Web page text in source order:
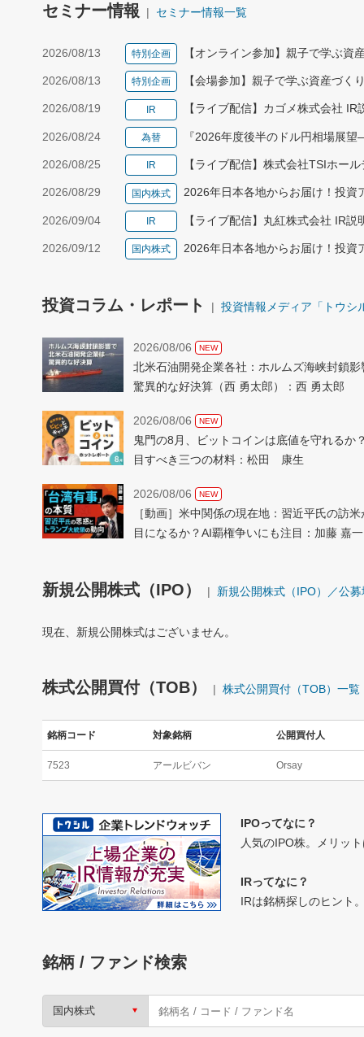
セミナー情報 セミナー情報一覧
2026/08/13 特別企画 【オンライン参加】親子で学ぶ
2026/08/13 特別企画 【会場参加】親子で学ぶ資産づ
2026/08/19 IR 【ライブ配信】カゴメ株式会社
2026/08/24 為替 『2026年度後半のドル円相場展
2026/08/25 IR 【ライブ配信】株式会社TSIホー
2026/08/29 国内株式 2026年日本各地からお届け！投資
2026/09/04 IR 【ライブ配信】丸紅株式会社 IR
2026/09/12 国内株式 2026年日本各地からお届け！投資
投資コラム・レポート 投資情報メディア「トウシ
2026/08/06 NEW
北米石油開発企業各社：ホルムズ海峡封鎖影
驚異的な好決算（西 勇太郎）：西 勇太郎
2026/08/06 NEW
鬼門の8月、ビットコインは底値を守れるか
目すべき三つの材料：松田 康生
2026/08/06 NEW
［動画］米中関係の現在地：習近平氏の訪米
目になるか？AI覇権争いにも注目：加藤 嘉一
新規公開株式（IPO） 新規公開株式（IPO）／公
現在、新規公開株式はございません。
株式公開買付（TOB） 株式公開買付（TOB）一覧
銘柄コード 対象銘柄 公開買付人
7523 アールビバン Orsay
IPOってなに？
人気のIPO株。メリッ
IRってなに？
IRは銘柄探しのヒン
銘柄 / ファンド検索